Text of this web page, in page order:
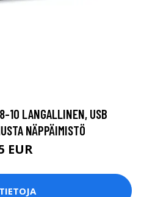
10 LANGALLINEN, USB
NÄPPÄIMISTÖ
EUR